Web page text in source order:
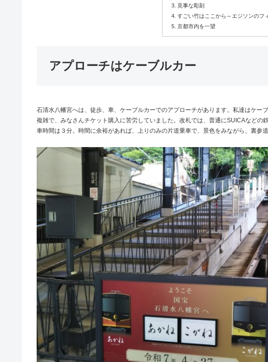
見事な彫刻
すごい竹はここから～エジソンのフ
京都市内を一望
アプローチはケーブルカー
石清水八幡宮へは、徒歩、車、ケーブルカーでのアプローチがあります。私達はケー
複雑で、みなさんチケット購入に苦労していました。改札では、普通にSUICAなど
車時間は３分。時間に余裕があれば、上りのみの片道乗車で、景色をみながら、裏参